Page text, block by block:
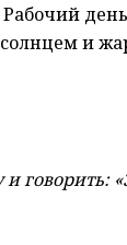
день
и
говорить: